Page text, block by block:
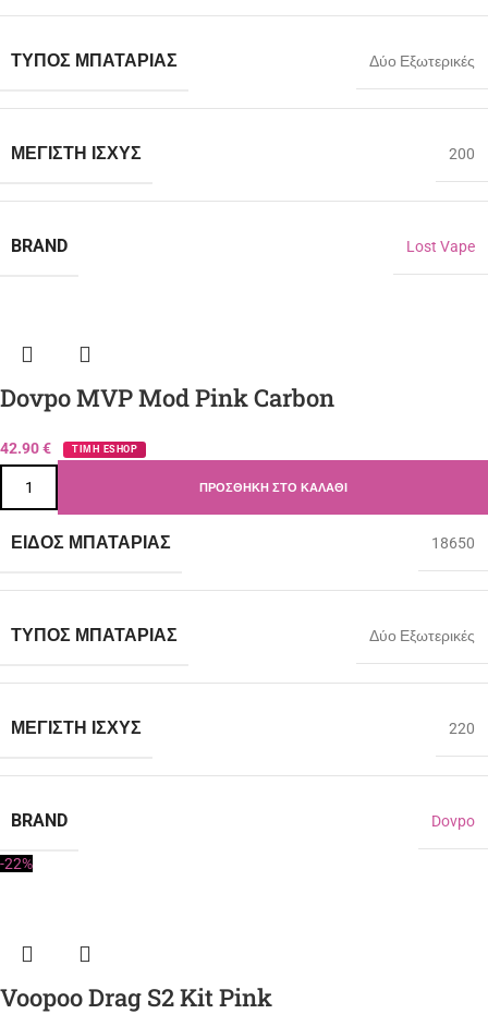
ΤΎΠΟΣ ΜΠΑΤΑΡΊΑΣ Δύο Εξωτερικές
ΜΈΓΙΣΤΗ ΙΣΧΎΣ 200
BRAND Lost Vape
Dovpo MVP Mod Pink Carbon
42.90€ ΤΙΜΗ ESHOP
ΠΡΟΣΘΉΚΗ ΣΤΟ ΚΑΛΆΘΙ
ΕΊΔΟΣ ΜΠΑΤΑΡΊΑΣ 18650
ΤΎΠΟΣ ΜΠΑΤΑΡΊΑΣ Δύο Εξωτερικές
ΜΈΓΙΣΤΗ ΙΣΧΎΣ 220
BRAND Dovpo
-22%
Voopoo Drag S2 Kit Pink